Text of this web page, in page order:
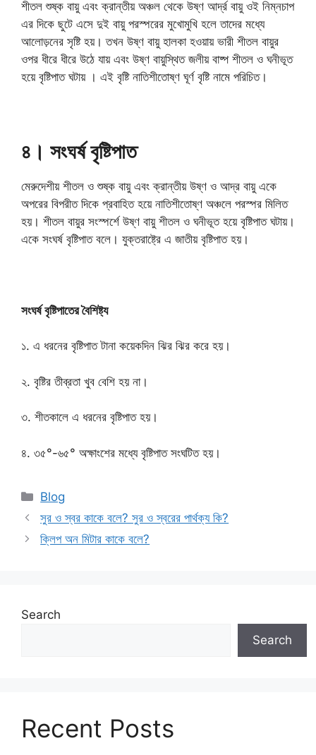
শীতল শুষ্ক বায়ু এবং ক্রান্তীয় অঞ্চল থেকে উষ্ণ আর্দ্র বায়ু ওই নিম্নচাপ
এর দিকে ছুটে এসে দুই বায়ু পরস্পরের মুখোমুখি হলে তাদের মধ্যে
আলোড়নের সৃষ্টি হয়। তখন উষ্ণ বায়ু হালকা হওয়ায় ভারী শীতল বায়ুর
ওপর ধীরে ধীরে উঠে যায় এবং উষ্ণ বায়ুস্থিত জলীয় বাষ্প শীতল ও ঘনীভূত
হয়ে বৃষ্টিপাত ঘটায় । এই বৃষ্টি নাতিশীতোষ্ণ ঘূর্ণ বৃষ্টি নামে পরিচিত।
৪। সংঘর্ষ বৃষ্টিপাত
মেরুদেশীয় শীতল ও শুষ্ক বায়ু এবং ক্রান্তীয় উষ্ণ ও আদ্র বায়ু একে
অপরের বিপরীত দিকে প্রবাহিত হয়ে নাতিশীতোষ্ণ অঞ্চলে পরস্পর মিলিত
হয়। শীতল বায়ুর সংস্পর্শে উষ্ণ বায়ু শীতল ও ঘনীভূত হয়ে বৃষ্টিপাত ঘটায়।
একে সংঘর্ষ বৃষ্টিপাত বলে। যুক্তরাষ্ট্রে এ জাতীয় বৃষ্টিপাত হয়।
সংঘর্ষ বৃষ্টিপাতের বৈশিষ্ট্য
১. এ ধরনের বৃষ্টিপাত টানা কয়েকদিন ঝির ঝির করে হয়।
২. বৃষ্টির তীব্রতা খুব বেশি হয় না।
৩. শীতকালে এ ধরনের বৃষ্টিপাত হয়।
৪. ৩৫°-৬৫° অক্ষাংশের মধ্যে বৃষ্টিপাত সংঘটিত হয়।
Categories
Blog
সুর ও স্বর কাকে বলে? সুর ও স্বরের পার্থক্য কি?
ক্লিপ অন মিটার কাকে বলে?
Search
Search
Recent Posts